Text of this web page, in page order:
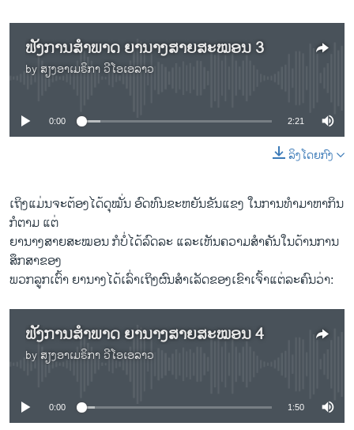
ຟັງການສຳພາດ ຍານາງສາຍສະໝອນ 3
by ສຽງອາເມຣິກາ ວີໂອເອລາວ
No media source currently available
0:00 2:21
ລິງໂດຍກົງ
ເຖິງແມ່ນຈະຕ້ອງໄດ້​ດຸ​ໝັ່ນ ອົດທົນ​ຂະຫຍັນ​ຂັນ​ແຂງ ໃນການ​ທຳ​ມາ​ຫາ​ກິນ
ກໍຕາມ ແຕ່
ຍາ​ນາງ​ສາຍສະໝອນ ກໍບໍ່​ໄດ້​ລົດ​ລະ ​ແລະ​ເຫັນ​ຄວາມ​ສຳຄັນໃນດ້ານ​ການ​
ສຶກສາ​ຂອງ
ພວກ​ລູກ​ເຕົ້າ ​ຍານາງໄດ້​ເລົ່າ​ເຖິງ​ຜົນສຳ​ເລັດຂອງ​ເຂົາ​ເຈົ້າ​ແຕ່ລະຄົນ​ວ່າ:
ຟັງການສຳພາດ ຍານາງສາຍສະໝອນ 4
by ສຽງອາເມຣິກາ ວີໂອເອລາວ
No media source currently available
0:00 1:50